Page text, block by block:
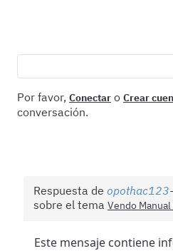
Por favor, Conectar o Crear
conversación.
Respuesta de opothac123
sobre el tema Vendo
Este mensaje contiene